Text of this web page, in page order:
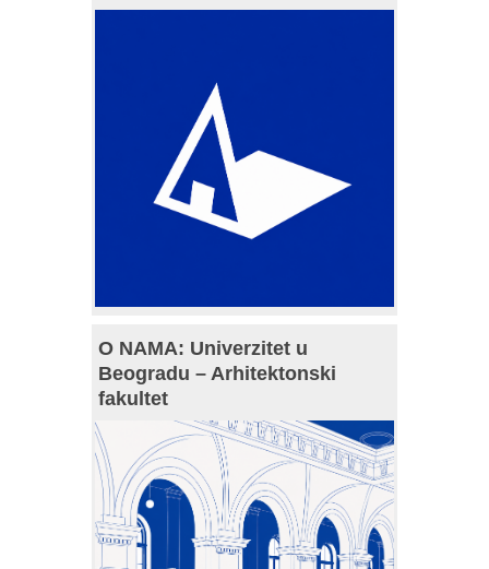
O NAMA: Univerzitet u
Beogradu – Arhitektonski
fakultet